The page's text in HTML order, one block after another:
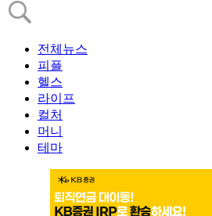
전체뉴스
피플
헬스
라이프
컬처
머니
테마